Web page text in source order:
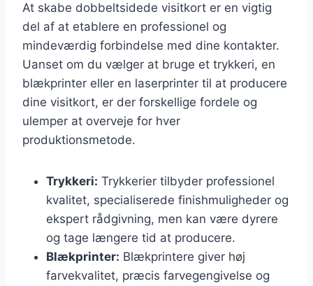
At skabe dobbeltsidede visitkort er en vigtig
del af at etablere en professionel og
mindeværdig forbindelse med dine kontakter.
Uanset om du vælger at bruge et trykkeri, en
blækprinter eller en laserprinter til at producere
dine visitkort, er der forskellige fordele og
ulemper at overveje for hver
produktionsmetode.
Trykkeri: Trykkerier tilbyder professionel
kvalitet, specialiserede finishmuligheder og
ekspert rådgivning, men kan være dyrere
og tage længere tid at producere.
Blækprinter: Blækprintere giver høj
farvekvalitet, præcis farvegengivelse og